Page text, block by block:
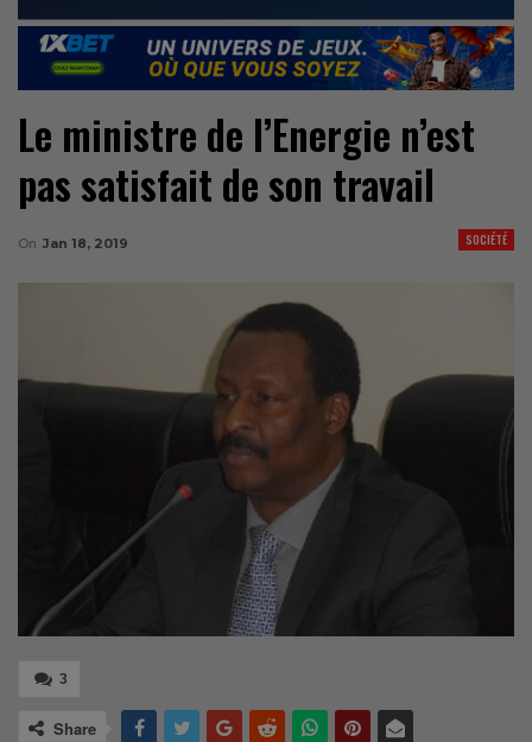
Le ministre de l’Energie n’est
pas satisfait de son travail
SOCIÉTÉ
On Jan 18, 2019
3
Share